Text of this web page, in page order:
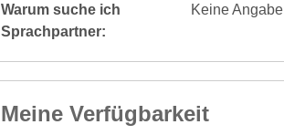
Warum suche ich
Sprachpartner:
Keine Angabe
Meine Verfügbarkeit